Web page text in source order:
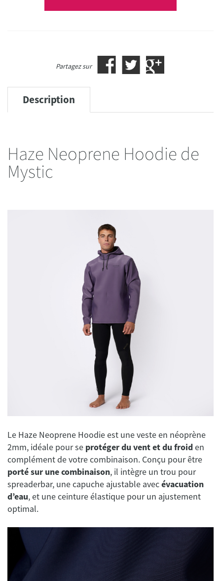
Partagez sur
Description
Haze Neoprene Hoodie de
Mystic
Le Haze Neoprene Hoodie est une veste en néoprène
2mm, idéale pour se protéger du vent et du froiden
complément de votre combinaison. Conçu pour être
porté sur une combinaison, il intègre un trou pour
spreaderbar, une capuche ajustable avecévacuation
d’eau, et une ceinture élastique pour un ajustement
optimal.